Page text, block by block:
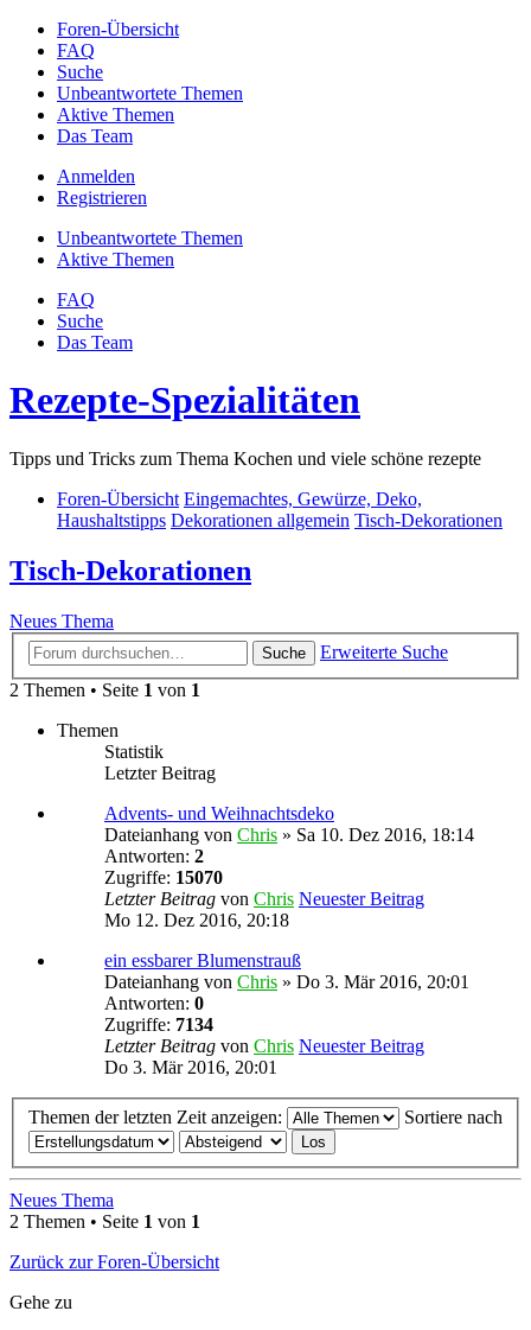
Foren-Übersicht
FAQ
Suche
Unbeantwortete Themen
Aktive Themen
Das Team
Anmelden
Registrieren
Unbeantwortete Themen
Aktive Themen
FAQ
Suche
Das Team
Rezepte-Spezialitäten
Tipps und Tricks zum Thema Kochen und viele schöne rezepte
Foren-Übersicht Eingemachtes, Gewürze, Deko,
Haushaltstipps Dekorationen allgemein Tisch-Dekorationen
Tisch-Dekorationen
Neues Thema
Suche
Erweiterte Suche
2 Themen • Seite 1 von 1
Themen
Statistik
Letzter Beitrag
Advents- und Weihnachtsdeko
Dateianhang von Chris » Sa 10. Dez 2016, 18:14
Antworten: 2
Zugriffe: 15070
Letzter Beitrag von Chris Neuester Beitrag
Mo 12. Dez 2016, 20:18
ein essbarer Blumenstrauß
Dateianhang von Chris » Do 3. Mär 2016, 20:01
Antworten: 0
Zugriffe: 7134
Letzter Beitrag von Chris Neuester Beitrag
Do 3. Mär 2016, 20:01
Themen der letzten Zeit anzeigen: Sortiere nach
Neues Thema
2 Themen • Seite 1 von 1
Zurück zur Foren-Übersicht
Gehe zu